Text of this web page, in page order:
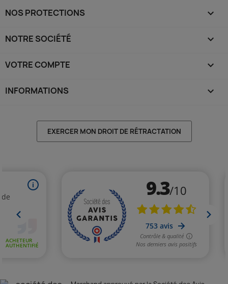
NOS PROTECTIONS 
NOTRE SOCIÉTÉ 
VOTRE COMPTE 
INFORMATIONS keyboard_arrow_down
EXERCER MON DROIT DE RÉTRACTATION